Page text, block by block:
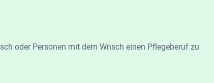
oder Personen mit dem Wnsch einen Pflegeberuf zu